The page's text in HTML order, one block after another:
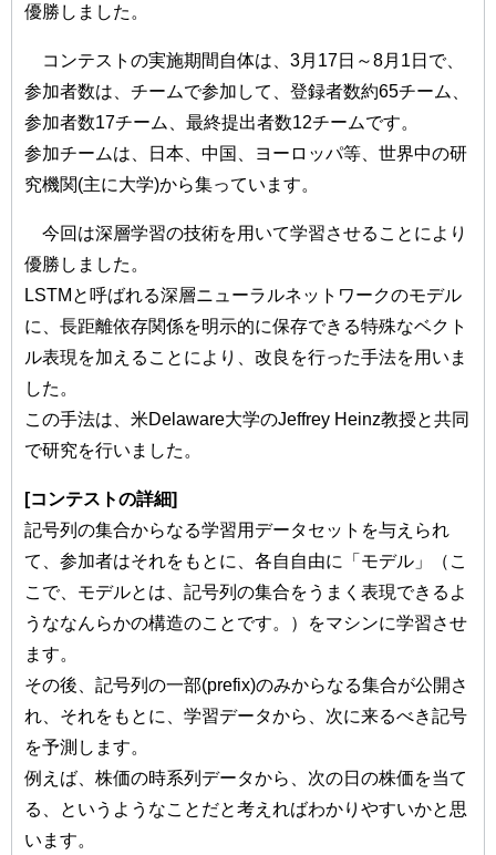
優勝しました。
コンテストの実施期間自体は、3月17日～8月1日で、
参加者数は、チームで参加して、登録者数約65チーム、
参加者数17チーム、最終提出者数12チームです。
参加チームは、日本、中国、ヨーロッパ等、世界中の研
究機関(主に大学)から集っています。
今回は深層学習の技術を用いて学習させることにより
優勝しました。
LSTMと呼ばれる深層ニューラルネットワークのモデル
に、長距離依存関係を明示的に保存できる特殊なベクト
ル表現を加えることにより、改良を行った手法を用いま
した。
この手法は、米Delaware大学のJeffrey Heinz教授と共同
で研究を行いました。
[コンテストの詳細]
記号列の集合からなる学習用データセットを与えられ
て、参加者はそれをもとに、各自自由に「モデル」（こ
こで、モデルとは、記号列の集合をうまく表現できるよ
うななんらかの構造のことです。）をマシンに学習させ
ます。
その後、記号列の一部(prefix)のみからなる集合が公開さ
れ、それをもとに、学習データから、次に来るべき記号
を予測します。
例えば、株価の時系列データから、次の日の株価を当て
る、というようなことだと考えればわかりやすいかと思
います。